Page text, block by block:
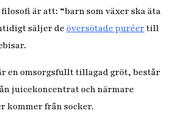
är att: ”barn som växer ska äta
säljer de översötade puréertill
en omsorgsfullt tillagad gröt, består
juicekoncentrat och närmare
kommer från socker.